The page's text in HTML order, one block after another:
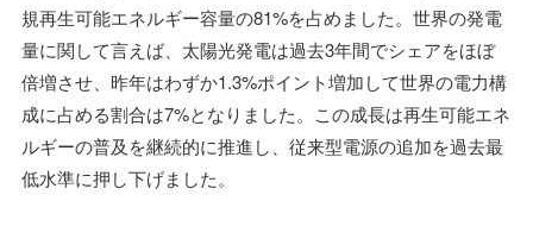
規再生可能エネルギー容量の81%を占めました。世界の発電
量に関して言えば、太陽光発電は過去3年間でシェアをほぼ
倍増させ、昨年はわずか1.3%ポイント増加して世界の電力構
成に占める割合は7%となりました。この成長は再生可能エネ
ルギーの普及を継続的に推進し、従来型電源の追加を過去最
低水準に押し下げました。